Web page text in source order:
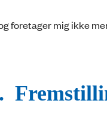
foretager mig ikke